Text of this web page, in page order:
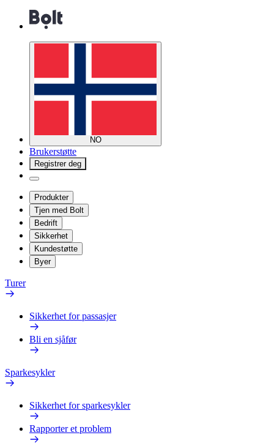
NO
Brukerstøtte
Registrer deg
Produkter
Tjen med Bolt
Bedrift
Sikkerhet
Kundestøtte
Byer
Turer
Sikkerhet for passasjer
Bli en sjåfør
Sparkesykler
Sikkerhet for sparkesykler
Rapporter et problem